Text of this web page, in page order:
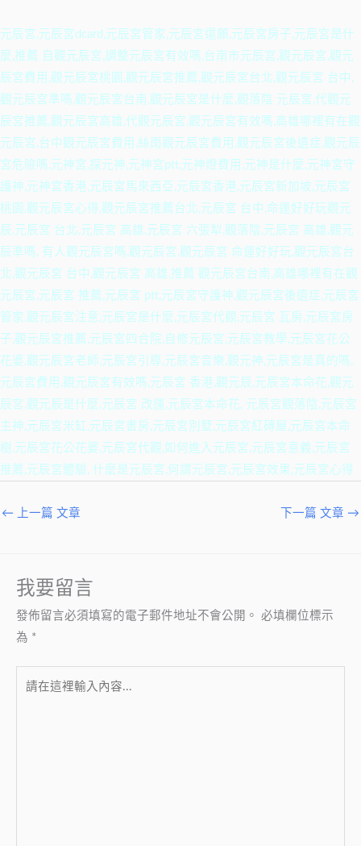
元辰宮,元辰宮dcard,元辰宮管家,元辰宮還願,元辰宮房子,元辰宮是什
麼,推薦 自觀元辰宮,調整元辰宮有效嗎,台南市元辰宮,觀元辰宮,觀元
辰宮費用,觀元辰宮桃園,觀元辰宮推薦,觀元辰宮台北,觀元辰宮 台中,
觀元辰宮準嗎,觀元辰宮台南,觀元辰宮是什麼,觀落陰 元辰宮,代觀元
辰宮推薦,觀元辰宮高雄,代觀元辰宮,觀元辰宮有效嗎,高雄哪裡有在觀
元辰宮,台中觀元辰宮費用,絲雨觀元辰宮費用,觀元辰宮後遺症,觀元辰
宮危險嗎,元神宮,探元神,元神宮ptt,元神燈費用,元神是什麼,元神宮守
護神,元神宮香港,元辰宮馬來西亞,元辰宮香港,元辰宮新加坡,元辰宮
桃園,觀元辰宮心得,觀元辰宮推薦台北,元辰宮 台中,命運好好玩觀元
辰,元辰宮 台北,元辰宮 高雄,元辰宮 六張犁,觀落陰,元辰宮 高雄,觀元
辰準嗎, 有人觀元辰宮嗎,觀元辰宮,觀元辰宮 命運好好玩,觀元辰宮台
北,觀元辰宮 台中,觀元辰宮 高雄,推薦 觀元辰宮台南,高雄哪裡有在觀
元辰宮,元辰宮 推薦,元辰宮 ptt,元辰宮守護神,觀元辰宮後遺症,元辰宮
管家,觀元辰宮注意,元辰宮是什麼,元辰宮代觀,元辰宮 瓦房,元辰宮房
子,觀元辰宮推薦,元辰宮四合院,自修元辰宮,元辰宮教學,元辰宮花公
花婆,觀元辰宮老師,元辰宮引導,元辰宮音樂,觀元神,元辰宮是真的嗎,
元辰宮費用,觀元辰宮有效嗎,元辰宮 香港,觀元辰,元辰宮本命花,觀元
辰宮,觀元辰是什麼,元辰宮 改運,元辰宮本命花, 元辰宮觀落陰,元辰宮
主神,元辰宮米缸,元辰宮書房,元辰宮別墅,元辰宮紅磚屋,元辰宮本命
樹,元辰宮花公花婆,元辰宮代觀,如何進入元辰宮,元辰宮意義,元辰宮
推薦,元辰宮體驗, 什麼是元辰宮,何謂元辰宮,元辰宮效果,元辰宮心得
← 上一篇 文章 下一篇 文章 →
我要留言
發佈留言必須填寫的電子郵件地址不會公開。 必填欄位標示
為 *